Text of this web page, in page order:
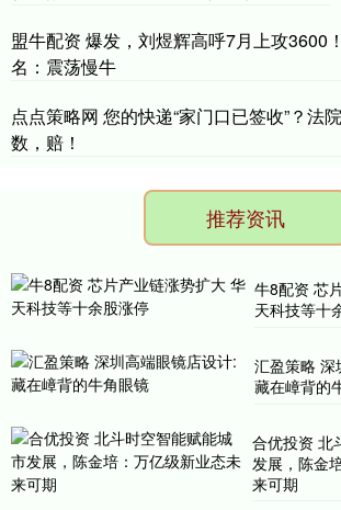
盟牛配资 爆发，刘煜辉高呼7月上攻3600
名：震荡慢牛
点点策略网 您的快递“家门口已签收”？法
数，赔！
推荐资讯
牛8配资 芯
天科技等十
汇盈策略 深
藏在嶂背的
合优投资 ​北
发展，陈金
来可期​